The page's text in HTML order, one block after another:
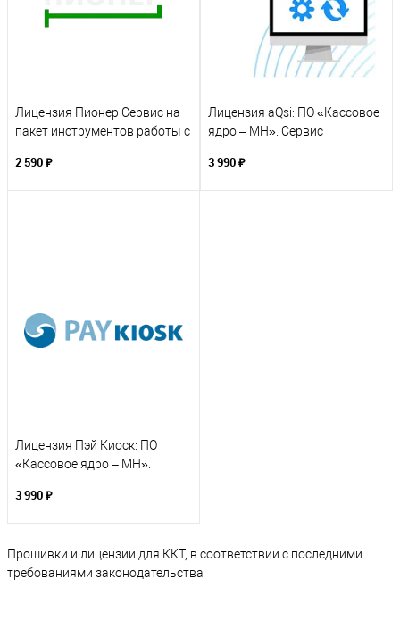
Лицензия Пионер Сервис на
пакет инструментов работы с
2 590 ₽
Лицензия aQsi: ПО «Кассовое
ядро – МН». Сервис
месяцев)
3 990 ₽
Лицензия Пэй Киоск: ПО
«Кассовое ядро – МН».
на 12 месяцев)
3 990 ₽
Прошивки и лицензии для ККТ, в соответствии с последними
требованиями законодательства